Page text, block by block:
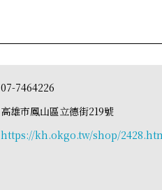
07-7464226
高雄市鳳山區立德街219號
https://kh.okgo.tw/shop/